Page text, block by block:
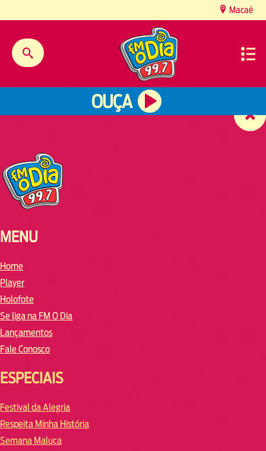
Macaé
OUÇA
MENU
Home
Player
Holofote
Se liga na FM O Dia
Lançamentos
Fale Conosco
ESPECIAIS
Festival da Alegria
Respeita Minha História
Semana Maluca